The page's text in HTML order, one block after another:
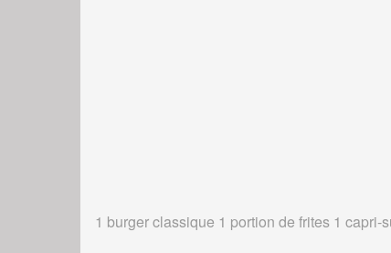
1 burger classique 1 portion de frites 1 capri-